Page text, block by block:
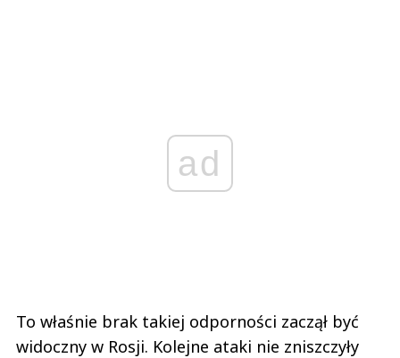
ad
To właśnie brak takiej odporności zaczął być
widoczny w Rosji. Kolejne ataki nie zniszczyły